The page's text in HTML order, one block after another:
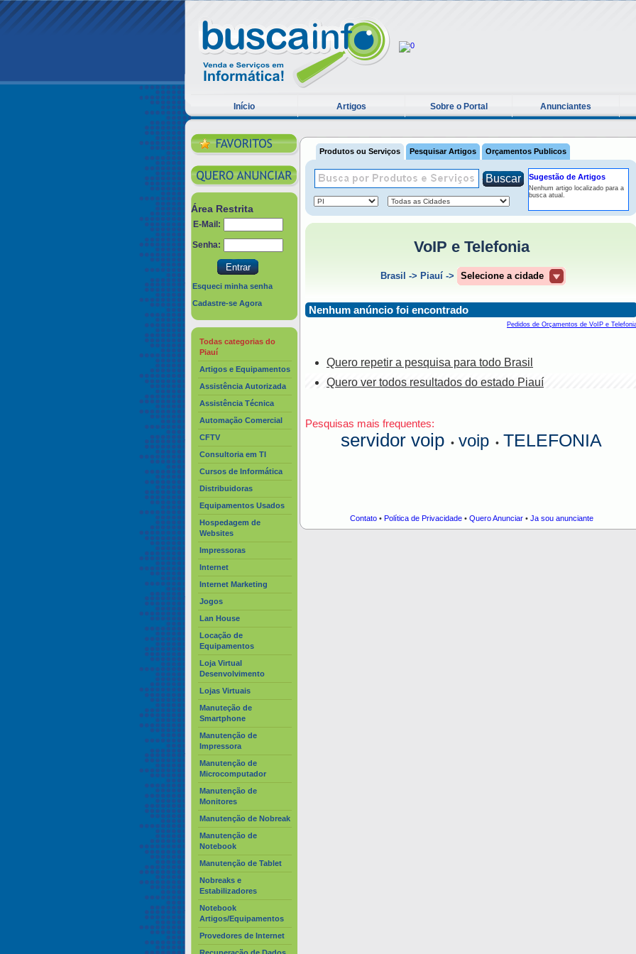
Início Artigos Sobre o Portal Anunciantes
Área Restrita
E-Mail:
Senha:
Esqueci minha senha
Cadastre-se Agora
Todas categorias do
Piauí
Artigos e Equipamentos
Assistência Autorizada
Assistência Técnica
Automação Comercial
CFTV
Consultoria em TI
Cursos de Informática
Distribuidoras
Equipamentos Usados
Hospedagem de
Websites
Impressoras
Internet
Internet Marketing
Jogos
Lan House
Locação de
Equipamentos
Loja Virtual
Desenvolvimento
Lojas Virtuais
Manuteção de
Smartphone
Manutenção de
Impressora
Manutenção de
Microcomputador
Manutenção de
Monitores
Manutenção de Nobreak
Manutenção de
Notebook
Manutenção de Tablet
Nobreaks e
Estabilizadores
Notebook
Artigos/Equipamentos
Provedores de Internet
Produtos ou Serviços Pesquisar Artigos Orçamentos Publicos
Sugestão de Artigos
Nenhum artigo localizado para a
busca atual.
ver mais »
VoIP e Telefonia
Brasil -> Piauí -> Selecione a cidade
Nenhum anúncio foi encontrado
Pedidos de Orçamentos de VoIP e
Quero repetir a pesquisa para todo Brasil
Quero ver todos resultados do estado Piauí
Pesquisas mais frequentes:
servidor voip • voip • TELEFONIA
Contato• Política de Privacidade• Quero Anunciar• Ja sou anunciante